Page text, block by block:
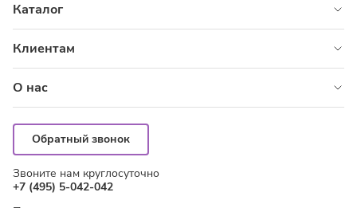
Картой курьеру
Каталог
Розы
Подарки
Клиентам
Бонусная программа
Как заказать
Оплата
Доставка
О нас
Адреса магазинов
Контакты
Вакансии
Блог
Обратный звонок
Звоните нам круглосуточно
+7 (495) 5-042-042